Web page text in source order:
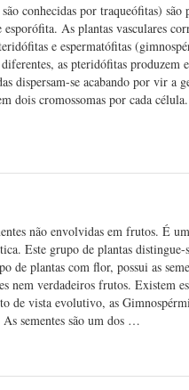
conhecidas por traqueófitas) são
As plantas vasculares
e espermatófitas
as pteridófitas produzem
dispersam-se acabando por vir a
dois cromossomas por cada
não envolvidas em frutos. É
Este grupo de plantas
de plantas com flor, possui as
nem verdadeiros frutos. Existem
de vista evolutivo, as
sementes são um dos …